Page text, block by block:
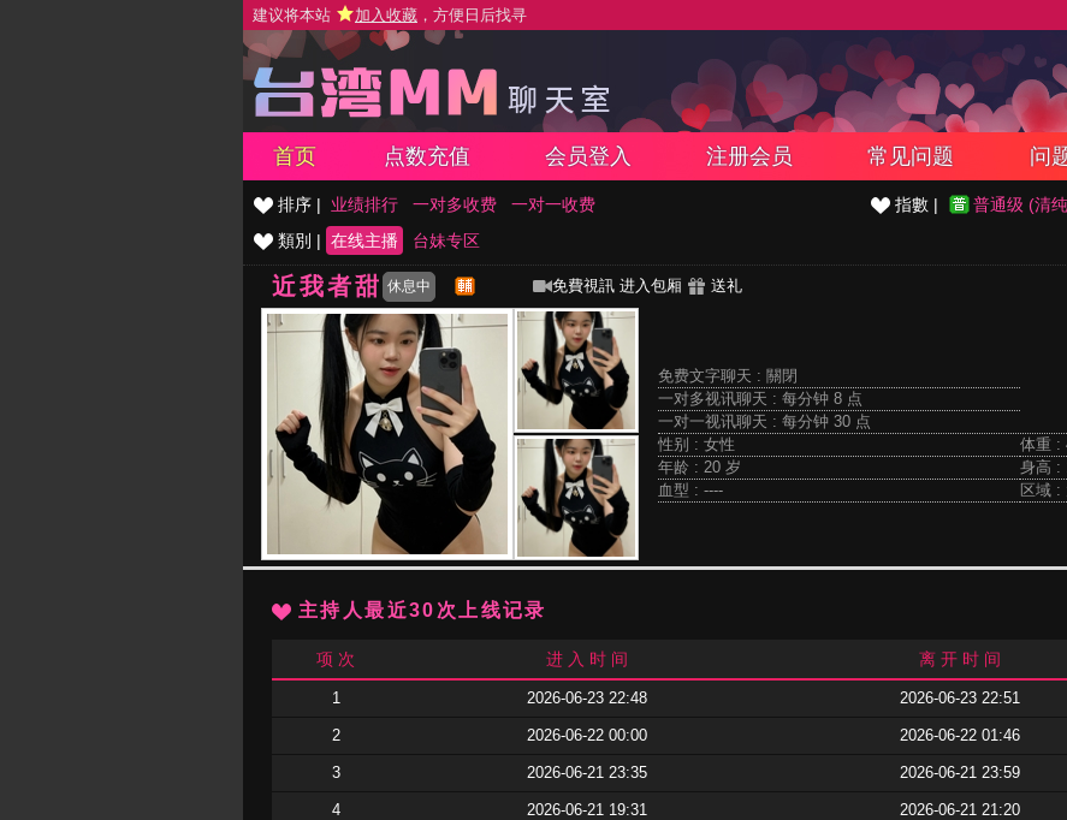
建议将本站 加入收藏 ，方便日后找寻
首页 点数充值 会员登入 注册会员 常见问题 问
排序 | 业绩排行 一对多收费 一对一收费 指數 | 普通级 (清
類別 | 在线主播 台妹专区
近我者甜 休息中 免費視訊 进入包厢 送礼
免费文字聊天 : 關閉
一对多视讯聊天 : 每分钟 8 点
一对一视讯聊天 : 每分钟 30 点
性别 : 女性
体重 :
年龄 : 20 岁
身高 :
血型 : ----
区域 :
主持人最近30次上线记录
项 次 进 入 时 间 离 开 时 间
1 2026-06-23 22:48 2026-06-23 22:51
2 2026-06-22 00:00 2026-06-22 01:46
3 2026-06-21 23:35 2026-06-21 23:59
4 2026-06-21 19:31 2026-06-21 21:20